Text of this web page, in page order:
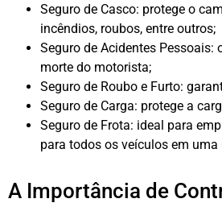
Seguro de Casco: protege o
incêndios, roubos, entre outros;
Seguro de Acidentes
morte do motorista;
Seguro de Roubo e Furto:
Seguro de Carga: protege a
Seguro de Frota: ideal para
para todos os veículos em uma
A Importância de